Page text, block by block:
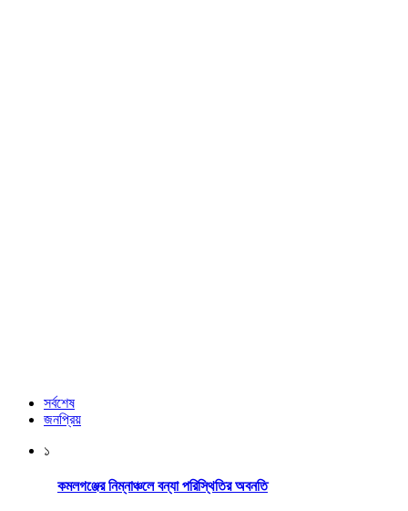
সর্বশেষ
জনপ্রিয়
১
কমলগঞ্জের নিম্নাঞ্চলে বন্যা পরিস্থিতির অবনতি